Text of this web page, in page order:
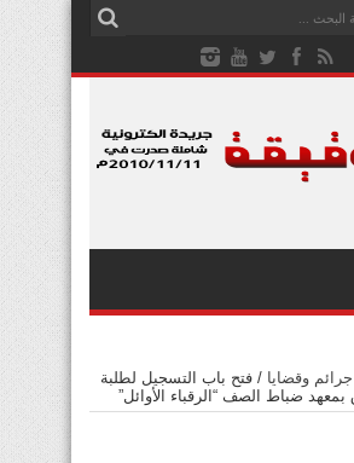
جرائم وقضايا / فتح باب التسجيل لطلبة
بمعهد ضباط الصف “الرقباء الأوائل”